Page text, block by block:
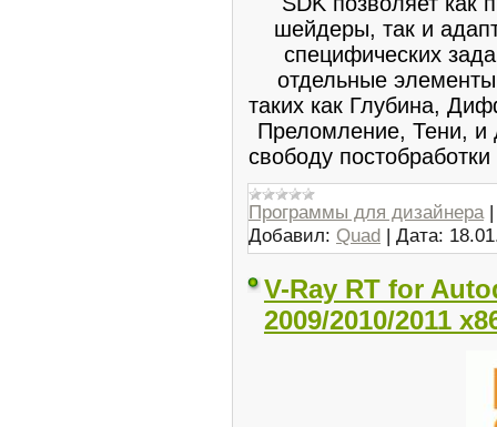
шейдеры, так и
специфических
отдельные
таких как Глубина,
Преломление, Тени, и
свободу
Программы для дизайнера
Добавил: Quad | Дата:
V-Ray RT for
2009/2010/2011